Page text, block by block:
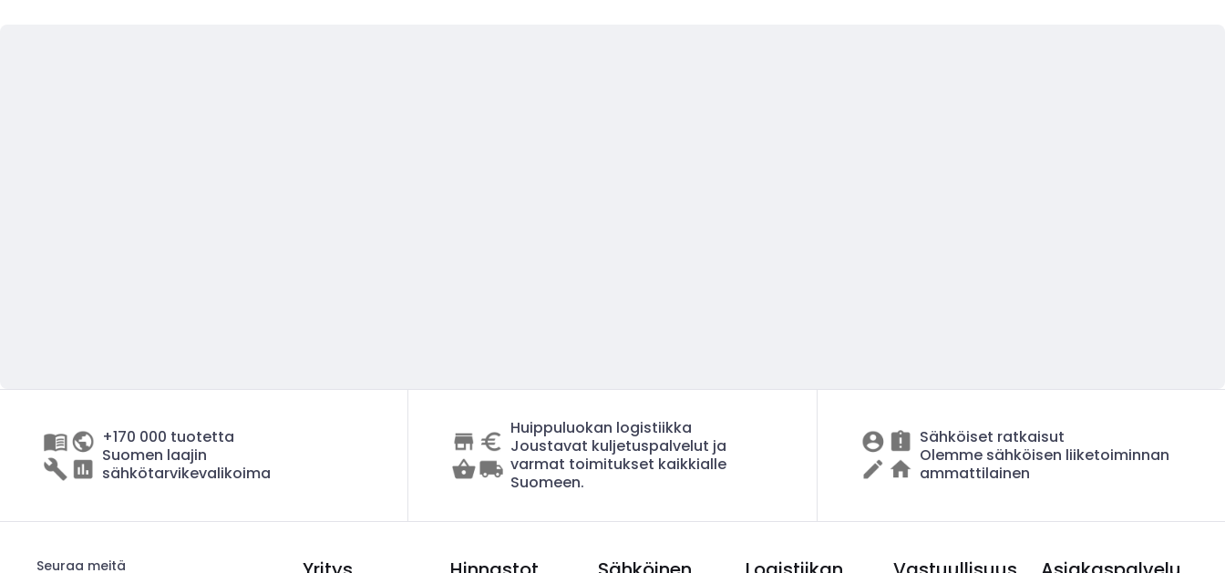
+170 000 tuotetta
Suomen laajin
sähkötarvikevalikoima
Huippuluokan logistiikka
Joustavat kuljetuspalvelut ja
varmat toimitukset kaikkialle
Suomeen.
Sähköiset ratkaisut
Olemme sähköisen liiketoiminnan
ammattilainen
Seuraa meitä